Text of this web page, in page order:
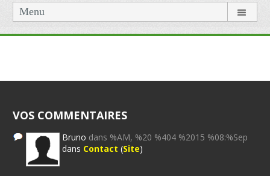
Menu
VOS COMMENTAIRES
Bruno dans %AM, %20 %404 %2015 %08:%Sep
dans Contact (Site)